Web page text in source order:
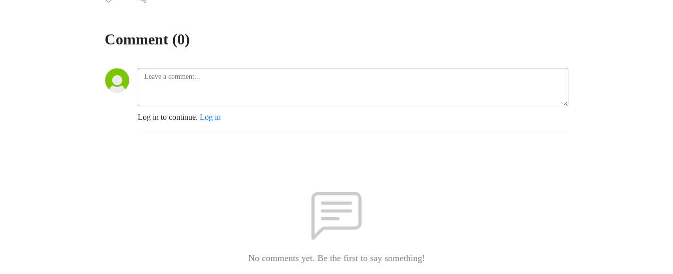
Comment (0)
Log in to continue. Log in
No comments yet. Be the first to say something!